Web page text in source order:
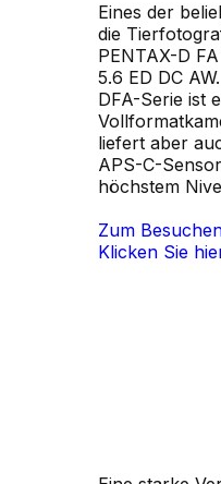
Eines der
die
PENTAX-D
5.6 ED DC
DFA-Serie ist
liefert aber
APS-C-
höchstem
Zum
Klicken Sie